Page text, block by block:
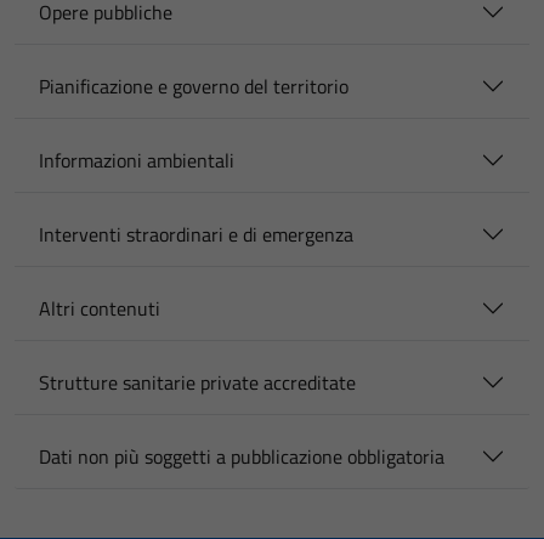
Opere pubbliche
Pianificazione e governo del territorio
Informazioni ambientali
Interventi straordinari e di emergenza
Altri contenuti
Strutture sanitarie private accreditate
Dati non più soggetti a pubblicazione obbligatoria